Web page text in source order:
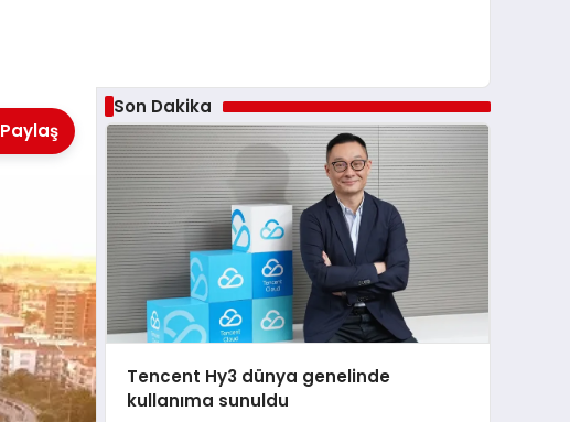
Paylaş
Son Dakika
Tencent Hy3 dünya genelinde
kullanıma sunuldu